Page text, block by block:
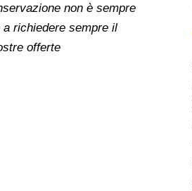
non è sempre
richiedere sempre il
offerte